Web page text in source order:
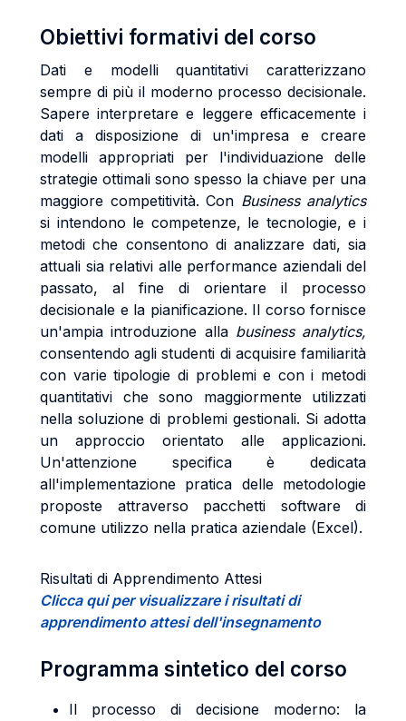
Obiettivi formativi del corso
Dati e modelli quantitativi caratterizzano
sempre di più il moderno processo decisionale.
Sapere interpretare e leggere efficacemente i
dati a disposizione di un'impresa e creare
modelli appropriati per l'individuazione delle
strategie ottimali sono spesso la chiave per una
maggiore competitività. Con Business analytics
si intendono le competenze, le tecnologie, e i
metodi che consentono di analizzare dati, sia
attuali sia relativi alle performance aziendali del
passato, al fine di orientare il processo
decisionale e la pianificazione. Il corso fornisce
un'ampia introduzione allabusiness analytics,
consentendo agli studenti di acquisire familiarità
con varie tipologie di problemi e con i metodi
quantitativi che sono maggiormente utilizzati
nella soluzione di problemi gestionali. Si adotta
un approccio orientato alle applicazioni.
Un'attenzione specifica è dedicata
all'implementazione pratica delle metodologie
proposte attraverso pacchetti software di
comune utilizzo nella pratica aziendale (Excel).
Risultati di Apprendimento Attesi
Clicca qui per visualizzare i risultati di
apprendimento attesi dell'insegnamento
Programma sintetico del corso
Il processo di decisione moderno: la